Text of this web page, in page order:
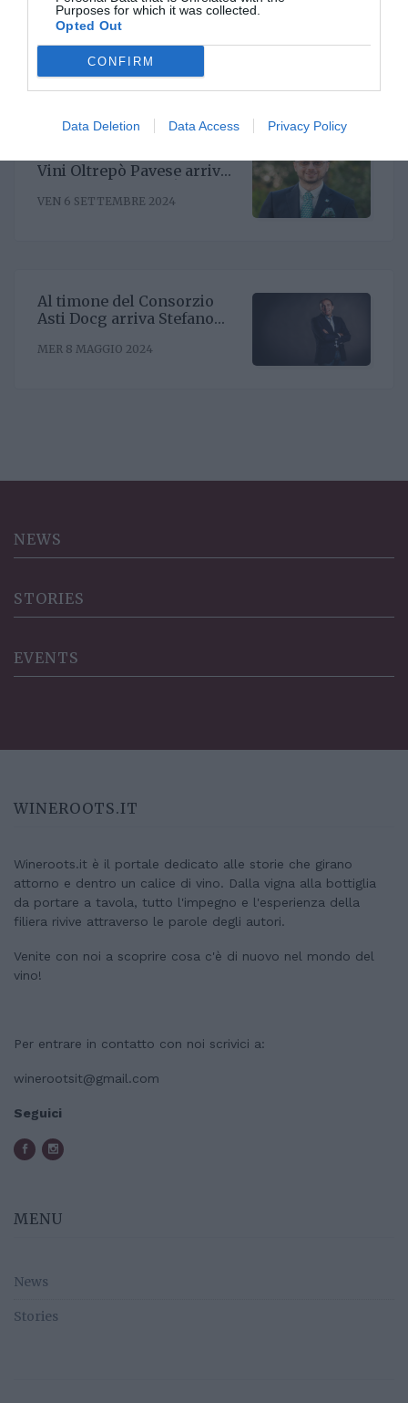
Purposes for which it was collected.
Opted Out
CONFIRM
Data Deletion Data Access Privacy Policy
Il Gruppo ARGEA
acquisisce WinesU con
posizionamento negli Stati
Uniti
Vini Oltrepò Pavese arriva
Riccardo Binda
VEN 6 SETTEMBRE 2024
Al timone del Consorzio
Asti Docg arriva Stefano
sinergia associativa e far
MER 8 MAGGIO 2024
NEWS
STORIES
EVENTS
WINEROOTS.IT
Wineroots.it è il portale dedicato alle storie che girano
attorno e dentro un calice di vino. Dalla vigna alla bottiglia
da portare a tavola, tutto l'impegno e l'esperienza della
filiera rivive attraverso le parole degli autori.
Venite con noi a scoprire cosa c'è di nuovo nel mondo del
vino!
Per entrare in contatto con noi scrivici a:
winerootsit@gmail.com
Seguici
MENU
News
Stories